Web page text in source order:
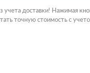
учета доставки! Нажимая
точную стоимость с